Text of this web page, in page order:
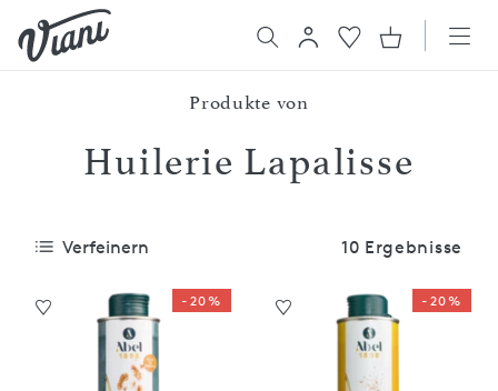
Produkte von
Huilerie Lapalisse
Verfeinern 10 Ergebnisse
-20% -20%